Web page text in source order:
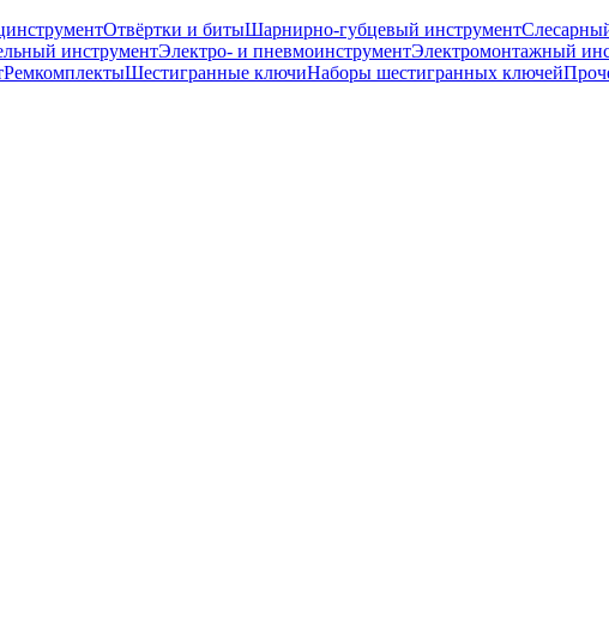
Отвёртки и битыШарнирно-губцевый инструмент
инструментЭлектро- и пневмоинструментЭлектромонтажный
РемкомплектыШестигранные ключиНаборы шестигранных ключей